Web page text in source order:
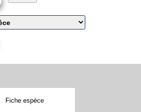
Fiche espèce